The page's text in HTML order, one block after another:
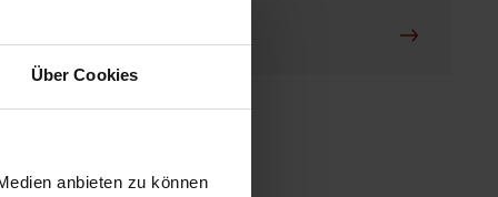
Über Cookies
anbieten zu können